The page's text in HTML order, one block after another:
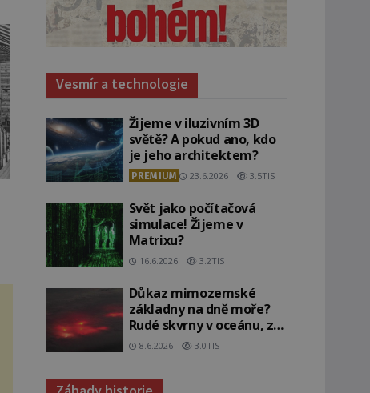
Vesmír a technologie
Žijeme v iluzivním 3D
světě? A pokud ano, kdo
je jeho architektem?
PREMIUM 23.6.2026 3.5TIS
Svět jako počítačová
simulace! Žijeme v
Matrixu?
16.6.2026 3.2TIS
Důkaz mimozemské
základny na dně moře?
Rudé skvrny v oceánu, ze
kterých srší blesky!
8.6.2026 3.0TIS